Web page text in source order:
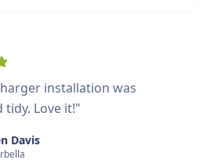
installation was
tidy. Love it!"
Davis